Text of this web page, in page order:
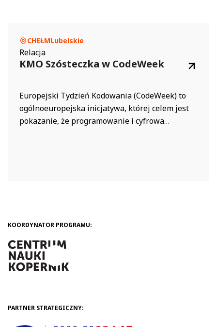
CHEŁMLubelskie
Relacja
KMO Szósteczka w CodeWeek
Europejski Tydzień Kodowania (CodeWeek) to
ogólnoeuropejska inicjatywa, której celem jest
pokazanie, że programowanie i cyfrowa
KOORDYNATOR PROGRAMU:
PARTNER STRATEGICZNY: